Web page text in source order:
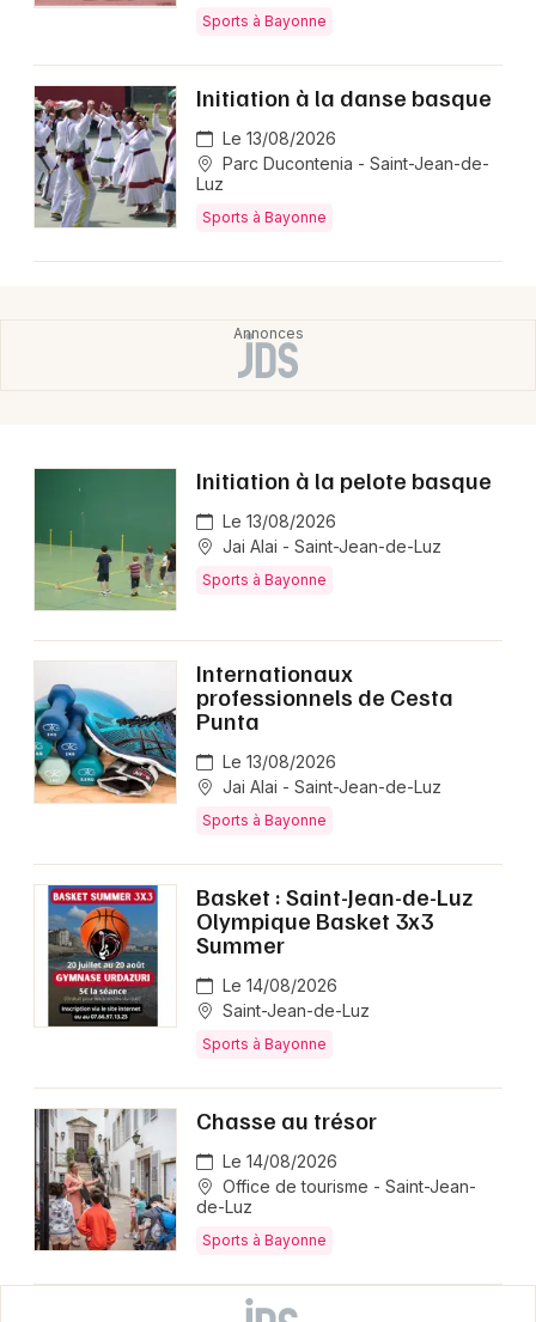
Sports à Bayonne
Initiation à la danse basque
Le 13/08/2026
Parc Ducontenia - Saint-Jean-de-
Luz
Sports à Bayonne
Initiation à la pelote basque
Le 13/08/2026
Jai Alai - Saint-Jean-de-Luz
Sports à Bayonne
Internationaux
professionnels de Cesta
Punta
Le 13/08/2026
Jai Alai - Saint-Jean-de-Luz
Sports à Bayonne
Basket : Saint-Jean-de-Luz
Olympique Basket 3x3
Summer
Le 14/08/2026
Saint-Jean-de-Luz
Sports à Bayonne
Chasse au trésor
Le 14/08/2026
Office de tourisme - Saint-Jean-
de-Luz
Sports à Bayonne